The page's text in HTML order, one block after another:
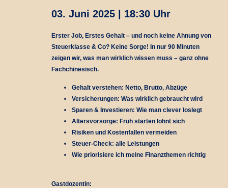
03. Juni 2025 | 18:30 Uhr ­
Erster Job, Erstes Gehalt – und noch keine Ahnung von
Steuerklasse & Co? Keine Sorge! In nur 90 Minuten
zeigen wir, was man wirklich wissen muss – ganz ohne
Fachchinesisch.
Gehalt verstehen: Netto, Brutto, Abzüge
Versicherungen: Was wirklich gebraucht wird
Sparen & Investieren: Wie man clever loslegt
Altersvorsorge: Früh starten lohnt sich
Risiken und Kostenfallen vermeiden
Steuer-Check: alle Leistungen
Wie priorisiere ich meine Finanzthemen richtig
Gastdozentin: